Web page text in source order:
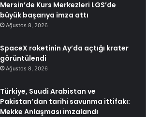
Mersin’de Kurs Merkezleri LGS’de
büyük başarıya imza attı
Ağustos 8, 2026
SpaceX roketinin Ay’da açtığı krater
görüntülendi
Ağustos 8, 2026
Türkiye, Suudi Arabistan ve
Pakistan’dan tarihi savunma ittifakı:
Mekke Anlaşması imzalandı